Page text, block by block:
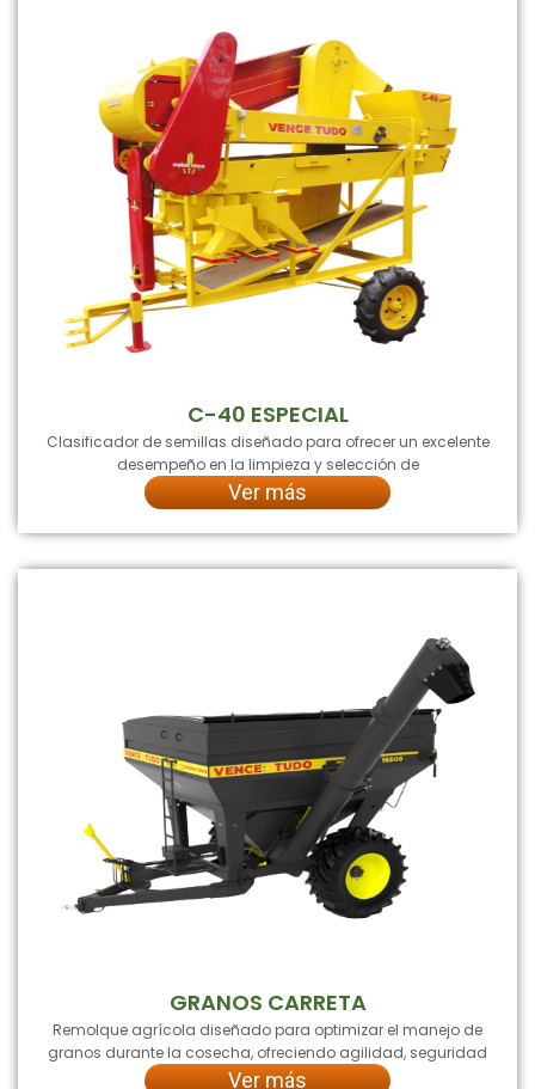
C-40 ESPECIAL
Clasificador de semillas diseñado para ofrecer un excelente
desempeño en la limpieza y selección de
Ver más
GRANOS CARRETA
Remolque agrícola diseñado para optimizar el manejo de
granos durante la cosecha, ofreciendo agilidad, seguridad
Ver más